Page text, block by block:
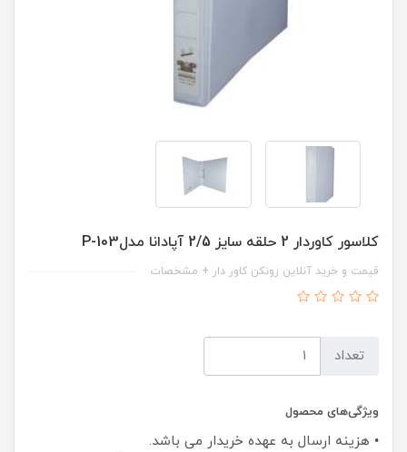
کلاسور کاوردار 2 حلقه سایز 2/5 آپادانا مدلP-103
قیمت و خرید آنلاین زونکن کاور دار + مشخصات
تعداد
ویژگی‌های محصول
• هزینه ارسال به عهده خریدار می باشد.